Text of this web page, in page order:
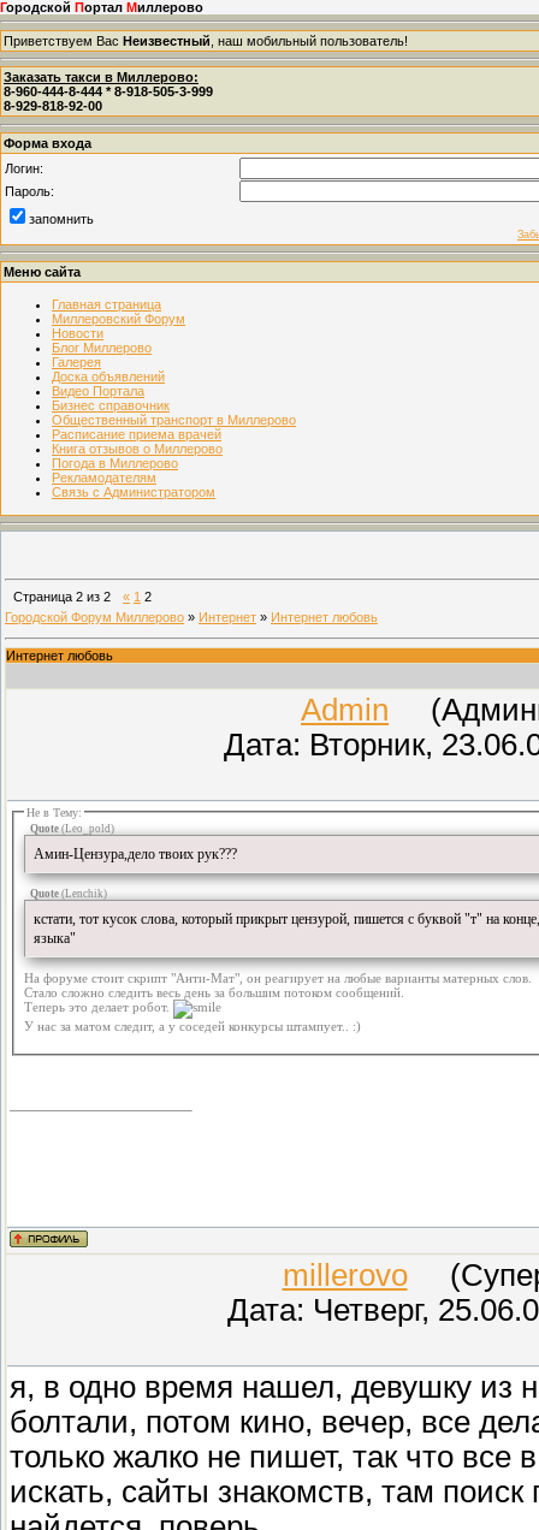
Городской Портал Миллерово
Приветствуем Вас Неизвестный , наш мобильный пользователь!
Заказать такси в Миллерово:
8-960-444-8-444 * 8-918-505-3-999
8-929-818-92-00
Форма входа
Логин:
Пароль:
запомнить
Меню сайта
Главная страница
Миллеровский Форум
Новости
Блог Миллерово
Галерея
Доска объявлений
Видео Портала
Бизнес справочник
Общественный транспорт в Миллерово
Расписание приема врачей
Книга отзывов о Миллерово
Погода в Миллерово
Рекламодателям
Связь с Администратором
Страница 2 из 2 « 1 2
Городской Форум Миллерово » Интернет » Интернет любовь
Интернет любовь
Admin
Дата: Вторник,
Не в Тему:
Quote (Leo_pold)
Амин-Цензура,дело твоих рук???
Quote (Lenchik)
кстати, тот кусок слова, который прикрыт цензурой, пишется с буквой "т" на
языка"
На форуме стоит скрипт "Анти-Мат", он реагирует на любые варианты матерных слов.
Стало сложно следить весь день за большим потоком сообщений.
Теперь это делает робот.
У нас за матом следит, а у соседей конкурсы штампует.. :)
millerovo
Дата: Четверг,
я, в одно время нашел, девушку из
болтали, потом кино, вечер, все
только жалко не пишет, так что все
искать, сайты знакомств, там